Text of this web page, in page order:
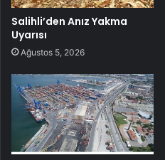
Salihli’den Anız Yakma
Uyarısı
Ağustos 5, 2026